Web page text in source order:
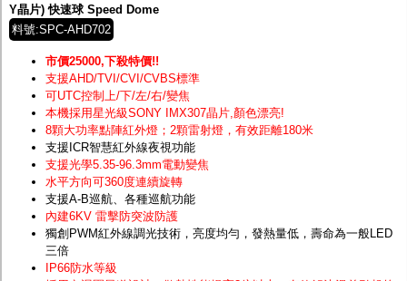
Y晶片) 快速球 Speed Dome
料號:SPC-AHD702
市價25000,下殺特價!!
支援AHD/TVI/CVI/CVBS標準
可UTC控制上/下/左/右/變焦
本機採用星光級SONY IMX307晶片,顏色漂亮!
8顆大功率點陣紅外燈；2顆雷射燈，有效距離180米
支援ICR智慧紅外線夜視功能
支援光學5.35-96.3mm電動變焦
水平方向可360度連續旋轉
支援A-B巡航、各種巡航功能
內建6KV 雷擊防突波防護
獨創PWM紅外線調光技術，亮度均勻，發熱量低，壽命為一般LED
三倍
IP66防水等級